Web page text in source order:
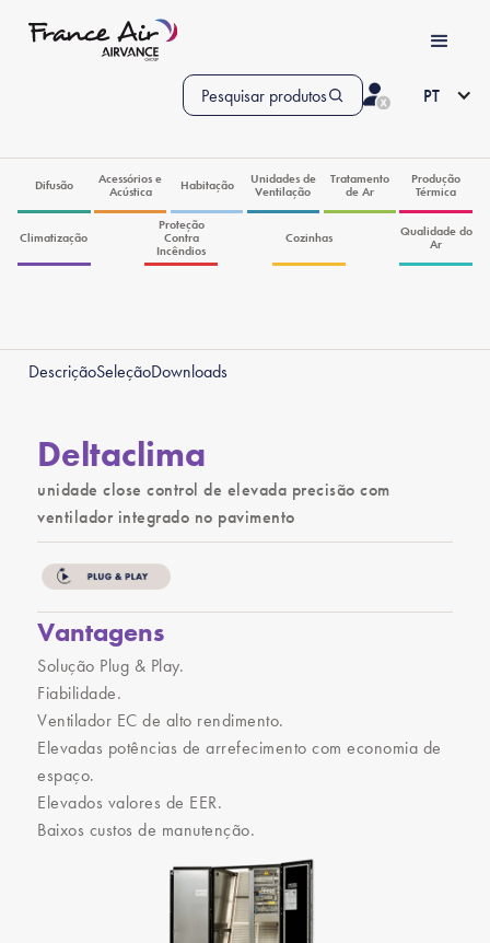
Pesquisar produtos PT
Difusão
Acessórios e
Acústica
Habitação
Unidades de
Ventilação
Tratamento
de Ar
Produção
Térmica
Climatização
Proteção
Contra
Incêndios
Cozinhas
Qualidade do
Ar
DescriçãoSeleçãoDownloads
Deltaclima
unidade close control de elevada precisão com
ventilador integrado no pavimento
Vantagens
Solução Plug & Play.
Fiabilidade.
Ventilador EC de alto rendimento.
Elevadas potências de arrefecimento com economia de
espaço.
Elevados valores de EER.
Baixos custos de manutenção.